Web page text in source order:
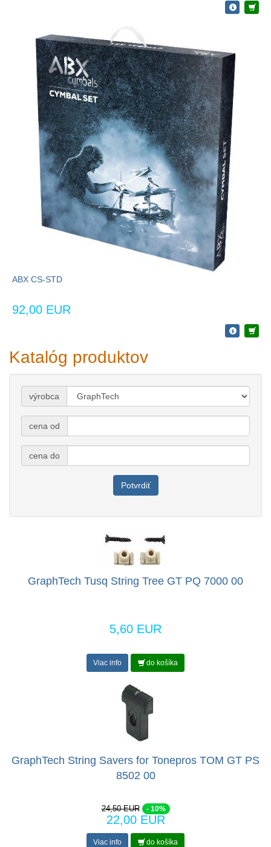
ABX CS-STD
92,00 EUR
Katalóg produktov
výrobca
cena od
cena do
Potvrdiť
GraphTech Tusq String Tree GT PQ 7000 00
5,60 EUR
Viac info do košíka
GraphTech String Savers for Tonepros TOM GT PS
8502 00
24,50 EUR - 10%
22,00 EUR
Viac info do košíka